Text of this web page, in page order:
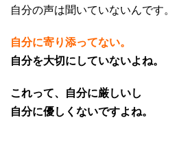
自分の声は聞いていないんです。
自分に寄り添ってない。
自分を大切にしていないよね。
これって、
自分に厳しいし
自分に優しくないですよね。